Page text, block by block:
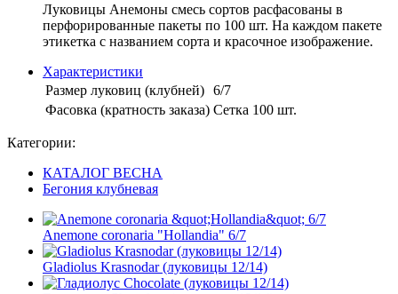
Луковицы Анемоны смесь сортов расфасованы в
перфорированные пакеты по 100 шт. На каждом пакете
этикетка с названием сорта и красочное изображение.
Характеристики
Размер луковиц (клубней) 6/7
Фасовка (кратность заказа) Сетка 100 шт.
Категории:
КАТАЛОГ ВЕСНА
Бегония клубневая
Anemone coronaria "Hollandia" 6/7
Gladiolus Krasnodar (луковицы 12/14)